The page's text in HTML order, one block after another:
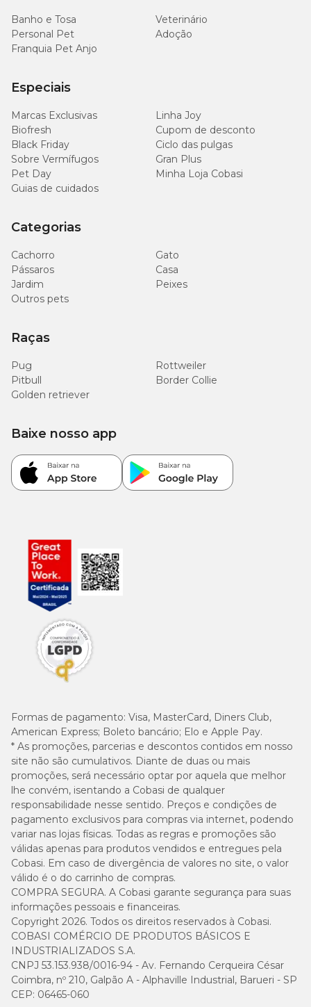
Banho e Tosa
Veterinário
Personal Pet
Adoção
Franquia Pet Anjo
Especiais
Marcas Exclusivas
Linha Joy
Biofresh
Cupom de desconto
Black Friday
Ciclo das pulgas
Sobre Vermífugos
Gran Plus
Pet Day
Minha Loja Cobasi
Guias de cuidados
Categorias
Cachorro
Gato
Pássaros
Casa
Jardim
Peixes
Outros pets
Raças
Pug
Rottweiler
Pitbull
Border Collie
Golden retriever
Formas de pagamento: Visa, MasterCard, Diners Club,
American Express; Boleto bancário; Elo e Apple Pay.
* As promoções, parcerias e descontos contidos em nosso
site não são cumulativos. Diante de duas ou mais
promoções, será necessário optar por aquela que melhor
lhe convém, isentando a Cobasi de qualquer
responsabilidade nesse sentido. Preços e condições de
pagamento exclusivos para compras via internet, podendo
variar nas lojas físicas. Todas as regras e promoções são
válidas apenas para produtos vendidos e entregues pela
Cobasi. Em caso de divergência de valores no site, o valor
válido é o do carrinho de compras.
COMPRA SEGURA. A Cobasi garante segurança para suas
informações pessoais e financeiras.
Copyright 2026. Todos os direitos reservados à Cobasi.
COBASI COMÉRCIO DE PRODUTOS BÁSICOS E
INDUSTRIALIZADOS S.A.
CNPJ 53.153.938/0016-94 - Av. Fernando Cerqueira César
Coimbra, nº 210, Galpão A - Alphaville Industrial, Barueri - SP
CEP: 06465-060
Baixe nosso app